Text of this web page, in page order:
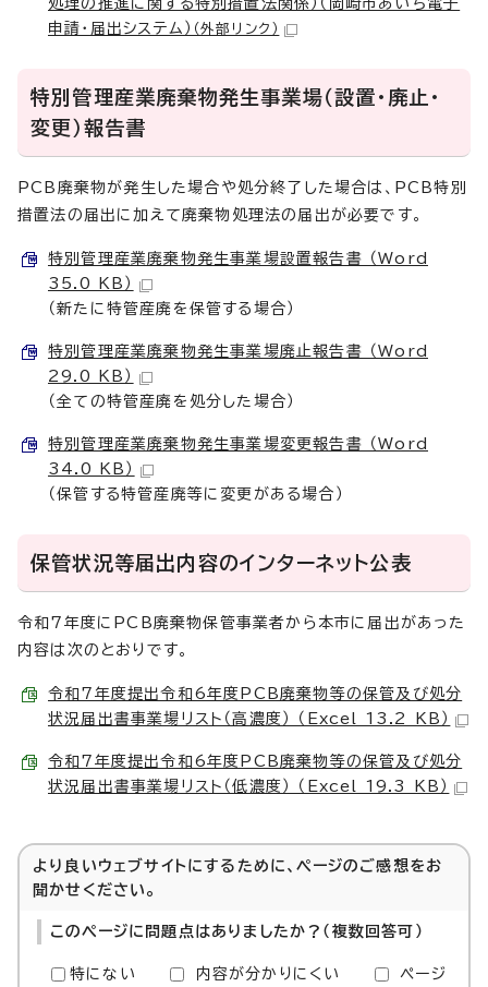
処理の推進に関する特別措置法関係）（岡崎市あいち電子
申請・届出システム） （外部リンク）
特別管理産業廃棄物発生事業場（設置・廃止・
変更）報告書
PCB廃棄物が発生した場合や処分終了した場合は、PCB特別
措置法の届出に加えて廃棄物処理法の届出が必要です。
特別管理産業廃棄物発生事業場設置報告書 （Word
35.0 KB）
（新たに特管産廃を保管する場合）
特別管理産業廃棄物発生事業場廃止報告書 （Word
29.0 KB）
（全ての特管産廃を処分した場合）
特別管理産業廃棄物発生事業場変更報告書 （Word
34.0 KB）
（保管する特管産廃等に変更がある場合）
保管状況等届出内容のインターネット公表
令和7年度にPCB廃棄物保管事業者から本市に届出があった
内容は次のとおりです。
令和7年度提出令和6年度PCB廃棄物等の保管及び処分
状況届出書事業場リスト（高濃度） （Excel 13.2 KB）
令和7年度提出令和6年度PCB廃棄物等の保管及び処分
状況届出書事業場リスト（低濃度） （Excel 19.3 KB）
より良いウェブサイトにするために、ページのご感想をお
聞かせください。
このページに問題点はありましたか？（複数回答可）
特にない 内容が分かりにくい
ページ